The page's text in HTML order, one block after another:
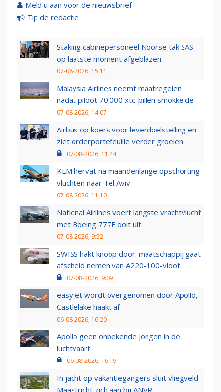
Meld u aan voor de nieuwsbrief
Tip de redactie
Staking cabinepersoneel Noorse tak SAS
op laatste moment afgeblazen
07-08-2026, 15:11
Malaysia Airlines neemt maatregelen
nadat piloot 70.000 xtc-pillen smokkelde
07-08-2026, 14:07
Airbus op koers voor leverdoelstelling en
ziet orderportefeuille verder groeien
07-08-2026, 11:44
KLM hervat na maandenlange opschorting
vluchten naar Tel Aviv
07-08-2026, 11:10
National Airlines voert langste vrachtvlucht
met Boeing 777F ooit uit
07-08-2026, 9:52
SWISS hakt knoop door: maatschappij gaat
afscheid nemen van A220-100-vloot
07-08-2026, 9:09
easyJet wordt overgenomen door Apollo,
Castlelake haakt af
06-08-2026, 16:20
Apollo geen onbekende jongen in de
luchtvaart
06-08-2026, 16:19
In jacht op vakantiegangers sluit vliegveld
Maastricht zich aan bij ANVR